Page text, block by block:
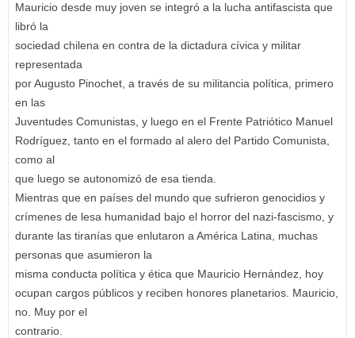
Mauricio desde muy joven se integró a la lucha antifascista que
libró la
sociedad chilena en contra de la dictadura cívica y militar
representada
por Augusto Pinochet, a través de su militancia política, primero
en las
Juventudes Comunistas, y luego en el Frente Patriótico Manuel
Rodríguez, tanto en el formado al alero del Partido Comunista,
como al
que luego se autonomizó de esa tienda.
Mientras que en países del mundo que sufrieron genocidios y
crímenes de lesa humanidad bajo el horror del nazi-fascismo, y
durante las tiranías que enlutaron a América Latina, muchas
personas que asumieron la
misma conducta política y ética que Mauricio Hernández, hoy
ocupan cargos públicos y reciben honores planetarios. Mauricio,
no. Muy por el
contrario.